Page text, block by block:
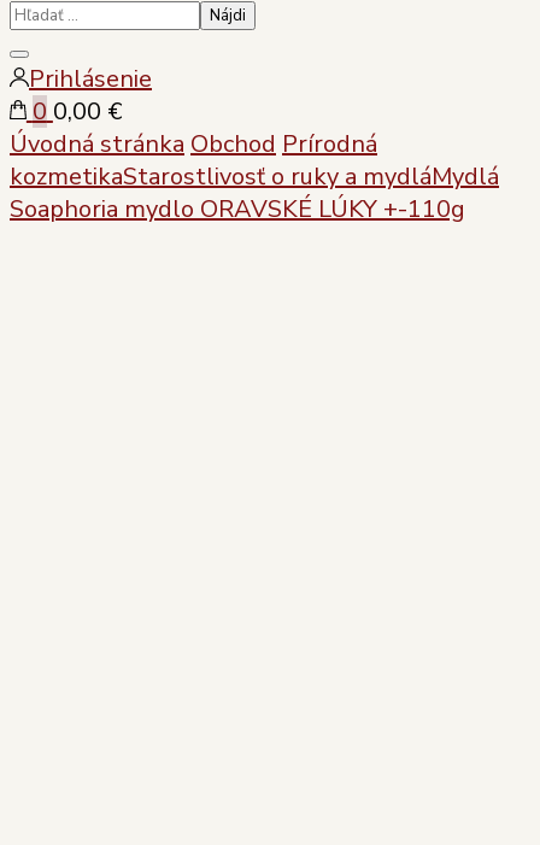
Hľadať:
Zatvoriť
vyhľadávanie
Prihlásenie
0 0,00 €
Úvodná stránka Obchod Prírodná
kozmetikaStarostlivosť o ruky a mydláMydlá
Soaphoria mydlo ORAVSKÉ LÚKY +-110g